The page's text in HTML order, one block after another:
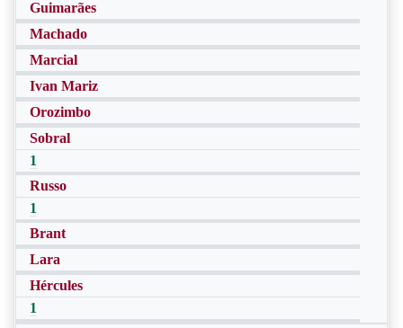
Guimarães
Machado
Marcial
Ivan Mariz
Orozimbo
Sobral
1
Russo
1
Brant
Lara
Hércules
1